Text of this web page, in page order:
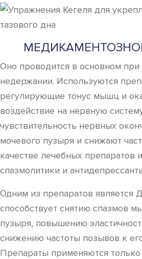
Оно проводится в основном при
недержании. Используются
регулирующие тонус мышц и
воздействие на нервную
чувствительность нервных
мочевого пузыря и снижают
качестве лечебных препаратов
спазмолитики и
Одним из препаратов является
способствует снятию спазмов
пузыря, повышению
снижению частоты позывов к
Препараты применяются